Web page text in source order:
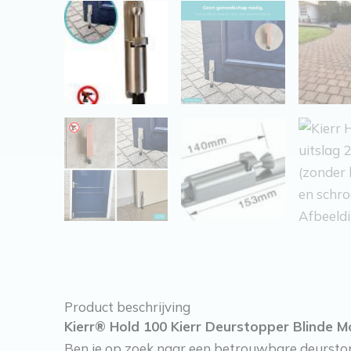
Product beschrijving
Kierr® Hold 100 Kierr Deurstopper Blinde